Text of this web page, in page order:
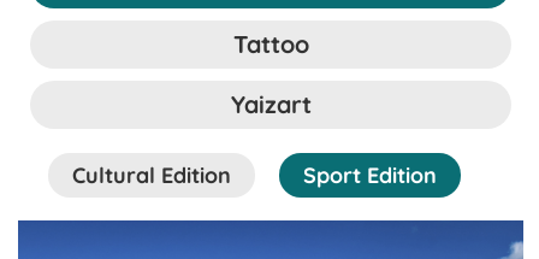
Tattoo
Yaizart
Cultural Edition Sport Edition